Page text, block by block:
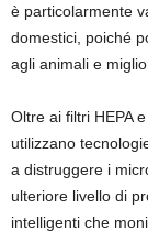
è particolarmente
domestici, poiché
agli animali e
Oltre ai filtri HEPA
utilizzano
a distruggere i
ulteriore livello di
intelligenti che